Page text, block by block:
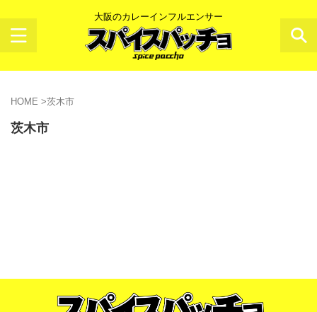
大阪のカレーインフルエンサー
HOME >茨木市
茨木市